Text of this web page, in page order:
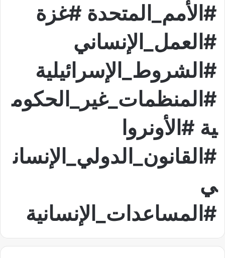
#الأمم_المتحدة #غزة
#العمل_الإنساني
#الشروط_الإسرائيلية
#المنظمات_غير_الحكوم
ية #الأونروا
#القانون_الدولي_الإنسان
ي
#المساعدات_الإنسانية